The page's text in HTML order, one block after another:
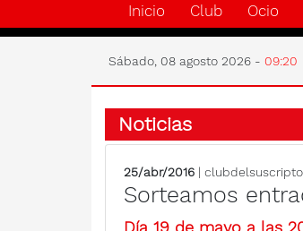
Inicio Club Ocio
Sábado, 08 agosto 2026 - 09:20
Noticias
25/abr/2016 |
Sorteamos
Día 19 de mayo a las